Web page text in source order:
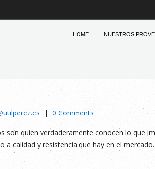
HOME NUESTROS
0 Comments
son quien verdaderamente conocen lo que
a calidad y resistencia que hay en el